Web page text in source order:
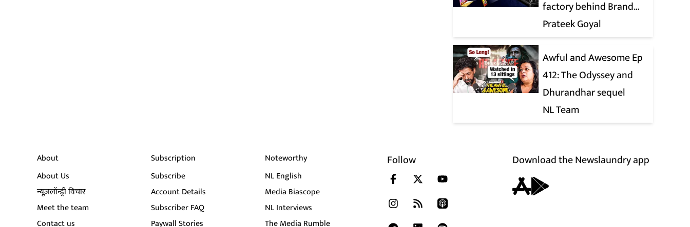
factory behind Brand
Modi
Prateek Goyal
Awful and Awesome Ep
412: The Odyssey and
Dhurandhar sequel
NL Team
About
About Us
न्यूज़लॉन्ड्री विचार
Meet the team
Contact us
Subscription
Subscribe
Account Details
Subscriber FAQ
Paywall Stories
Noteworthy
NL English
Media Biascope
NL Interviews
The Media Rumble
Follow Download the Newslaundry app